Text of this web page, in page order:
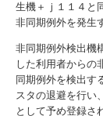
生機＋ｊ１１４と
非同期例外を発生
非同期例外検出機
した利用者からの
同期例外を検出す
スタの退避を行い
として予め登録さ